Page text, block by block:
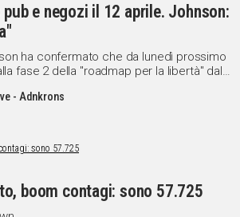
e negozi il 12 aprile. Johnson:
ha confermato che da lunedì prossimo
fase 2 della "roadmap per la libertà" dalle
pandemia.
- Adnkrons
boom contagi: sono 57.725